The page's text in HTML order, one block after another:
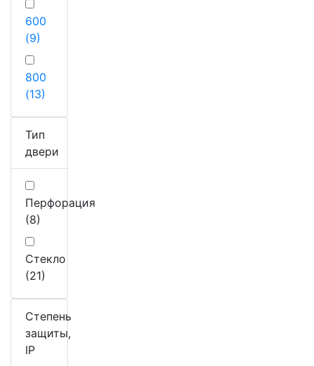
600
(9)
800
(13)
Тип
двери
Перфорация
(8)
Стекло
(21)
Степень
защиты,
IP